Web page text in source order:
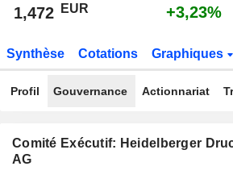
1,472 EUR +3,23%
Synthèse Cotations Graphiques
Profil Gouvernance Actionnariat
Comité Exécutif: Heidelberger
AG